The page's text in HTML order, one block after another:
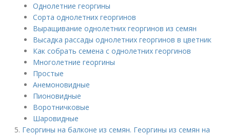
Однолетние георгины
Сорта однолетних георгинов
Выращивание однолетних георгинов из семян
Высадка рассады однолетних георгинов в цветник
Как собрать семена с однолетних георгинов
Многолетние георгины
Простые
Анемоновидные
Пионовидные
Воротничковые
Шаровидные
Георгины на балконе из семян. Георгины из семян на